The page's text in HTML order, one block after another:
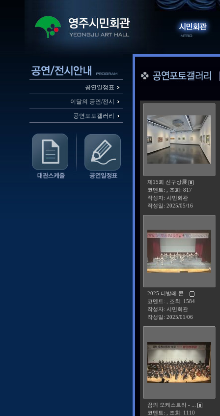
공연일정표
이달의 공연/전시
공연포토갤러리
제15회 신구상展
코멘트: , 조회: 817
작성자: 시민회관
작성일: 2025/05/16
2025 더발레 콘...
코멘트: , 조회: 1584
작성자: 시민회관
작성일: 2025/01/06
꿈의 오케스트라 - ...
코멘트: , 조회: 1110